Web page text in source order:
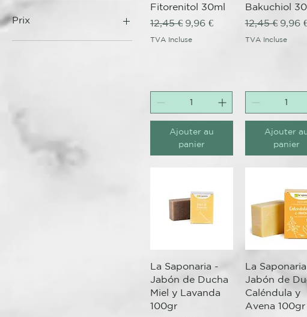
Prix
Fitorenitol 30ml
Prix original
12,45 € Prix promotionnel
9,96 €
TVA Incluse
Ajouter au
panier
Bakuchiol
Prix original
12,45 € Prix
9,96
TVA Incluse
Ajouter
panier
Aperçu rapide
La Saponaria -
Jabón de Ducha
Miel y Lavanda
100gr
Aperçu
La
Jabón de
Caléndula y
Avena 100gr